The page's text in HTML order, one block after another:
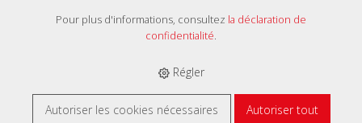
Pour plus d'informations, consultez la déclaration de
confidentialité.
Régler
Autoriser les cookies nécessaires Autoriser tout